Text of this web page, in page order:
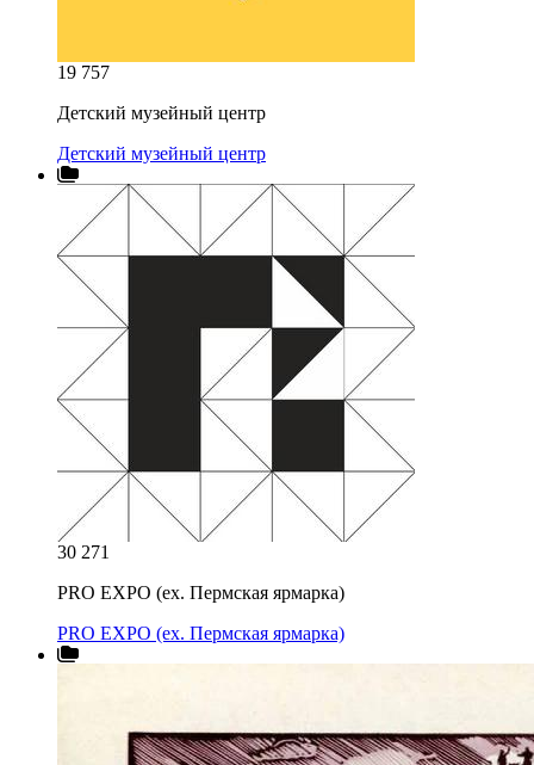
19 757
Детский музейный центр
Детский музейный центр
30 271
PRO EXPO (ex. Пермская ярмарка)
PRO EXPO (ex. Пермская ярмарка)